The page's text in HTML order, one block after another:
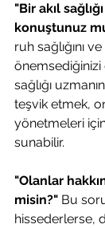
"Bir akıl
konuştunuz
ruh sağlığını
önemsediğinizi
sağlığı
teşvik etmek,
yönetmeleri
sunabilir.
"Olanlar
misin?" Bu
hissederlerse,